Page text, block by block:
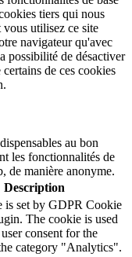
tiers qui nous
vous utilisez ce site
navigateur qu'avec
possibilité de désactiver
de ces cookies
au bon
les fonctionnalités de
de manière anonyme.
Description
is set by GDPR Cookie
The cookie is used
consent for the
category "Analytics".